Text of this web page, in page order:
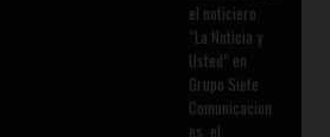
el noticiero
“La Noticia y
Usted” en
Grupo Siete
Comunicacion
es, el